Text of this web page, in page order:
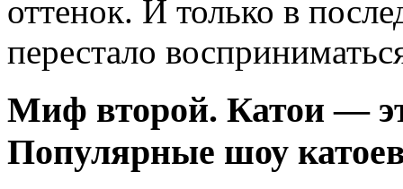
оттенок. И только в
перестало
Миф второй. Катои —
Популярные шоу